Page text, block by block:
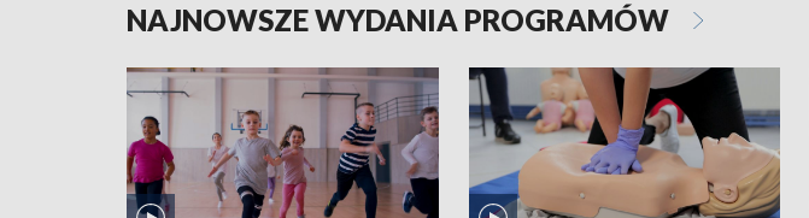
NAJNOWSZE WYDANIA PROGRAMÓW